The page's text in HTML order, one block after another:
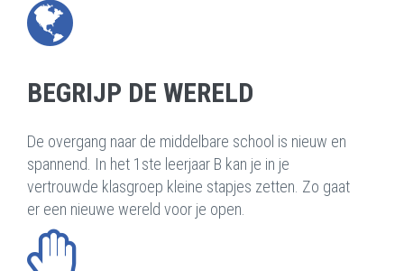
BEGRIJP DE WERELD
De overgang naar de middelbare school is nieuw en
spannend. In het 1ste leerjaar B kan je in je
vertrouwde klasgroep kleine stapjes zetten. Zo gaat
er een nieuwe wereld voor je open.